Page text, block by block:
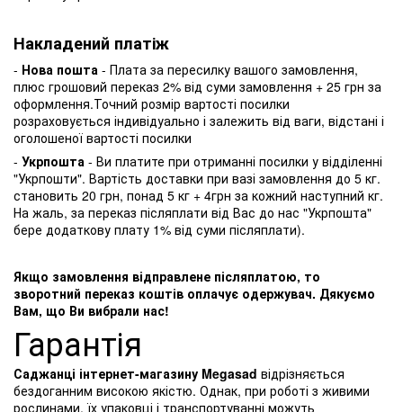
Накладений платіж
- Нова пошта - Плата за пересилку вашого замовлення,
плюс грошовий переказ 2% від суми замовлення + 25 грн за
оформлення.Точний розмір вартості посилки
розраховується індивідуально і залежить від ваги, відстані і
оголошеної вартості посилки
- Укрпошта - Ви платите при отриманні посилки у відділенні
"Укрпошти". Вартість доставки при вазі замовлення до 5 кг.
становить 20 грн, понад 5 кг + 4грн за кожний наступний кг.
На жаль, за переказ післяплати від Вас до нас "Укрпошта"
бере додаткову плату 1% від суми післяплати).
Якщо замовлення відправлене післяплатою, то
зворотний переказ коштів оплачує одержувач. Дякуємо
Вам, що Ви вибрали нас!
Гарантія
Саджанці інтернет-магазину Megasad відрізняється
бездоганним високою якістю. Однак, при роботі з живими
рослинами, їх упаковці і транспортуванні можуть